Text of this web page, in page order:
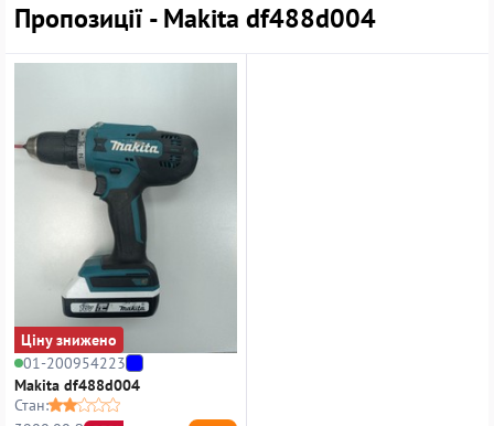
Пропозиції - Makita df488d004
Ціну знижено
01-200954223
Makita df488d004
Стан: